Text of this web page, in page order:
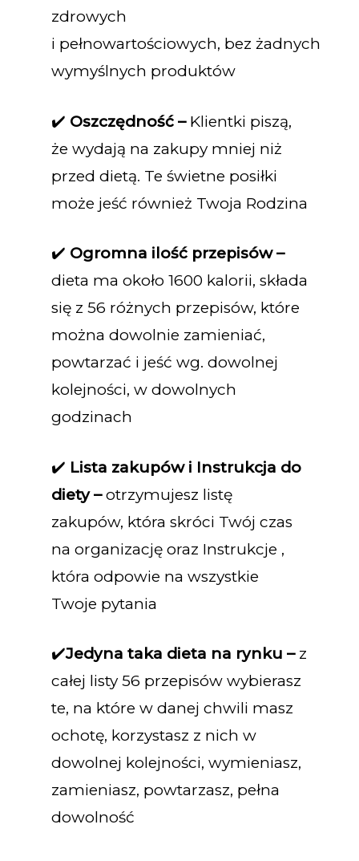
zdrowych
i pełnowartościowych, bez żadnych
wymyślnych produktów
✔️ Oszczędność – Klientki piszą,
że wydają na zakupy mniej niż
przed dietą. Te świetne posiłki
może jeść również Twoja Rodzina
✔️ Ogromna ilość przepisów –
dieta ma około 1600 kalorii, składa
się z 56 różnych przepisów, które
można dowolnie zamieniać,
powtarzać i jeść wg. dowolnej
kolejności, w dowolnych
godzinach
✔️ Lista zakupów i Instrukcja do
diety –otrzymujesz listę
zakupów, która skróci Twój czas
na organizację oraz Instrukcje ,
która odpowie na wszystkie
Twoje pytania
✔️Jedyna taka dieta na rynku – z
całej listy 56 przepisów wybierasz
te, na które w danej chwili masz
ochotę, korzystasz z nich w
dowolnej kolejności, wymieniasz,
zamieniasz, powtarzasz, pełna
dowolność